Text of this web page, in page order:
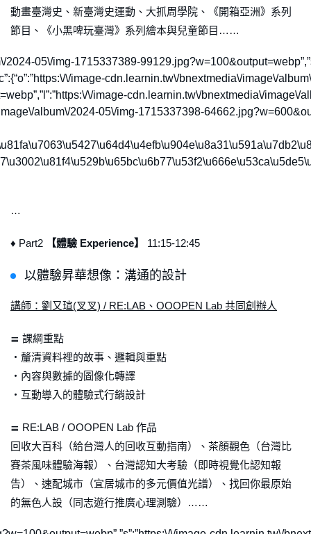
動畫臺灣史、新臺灣史運動、大抓周學院、《開箱亞洲》系列
節目、《小黑啤玩臺灣》系列繪本與兒童節目……
05\/img-1715337389-
\/image-cdn.learnin.tw\/bnextmedia\/image\/
\/image-cdn.learnin.tw\/bnextmedia\/
album\/2024-05\/img-1715337398-
…
♦ Part2 【體驗 Experience】 11:15-12:45
以體驗昇華想像：溝通的設計
講師：劉又瑄(叉叉) / RE:LAB、OOOPEN Lab 共同創辦人
≣ 課綱重點
・釐清資料裡的故事、邏輯與重點
・內容與數據的圖像化轉譯
・互動導入的體驗式行銷設計
≣ RE:LAB / OOOPEN Lab 作品
回收大百科（給台灣人的回收互動指南）、茶顏觀色（台灣比
賽茶風味體驗海報）、台灣認知大考驗（即時視覺化認知報
告）、速配城市（宜居城市的多元價值光譜）、找回你最原始
的無色人設（同志遊行推廣心理測驗）……